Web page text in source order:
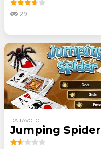
29
DA TAVOLO
Jumping Spider